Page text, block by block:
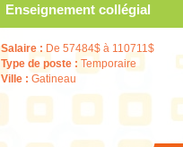
Enseignement collégial
Salaire : De 57484$ à 110711$
Type de poste : Temporaire
Ville : Gatineau